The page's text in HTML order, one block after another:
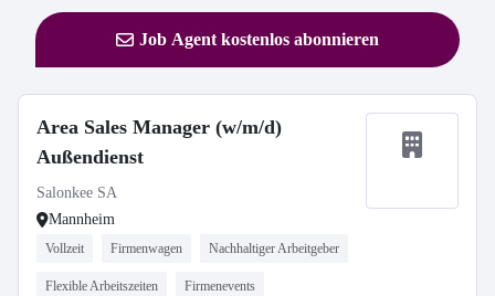
Job Agent kostenlos abonnieren
Area Sales Manager (w/m/d)
Außendienst
Salonkee SA
Mannheim
Vollzeit Firmenwagen Nachhaltiger Arbeitgeber
Flexible Arbeitszeiten Firmenevents